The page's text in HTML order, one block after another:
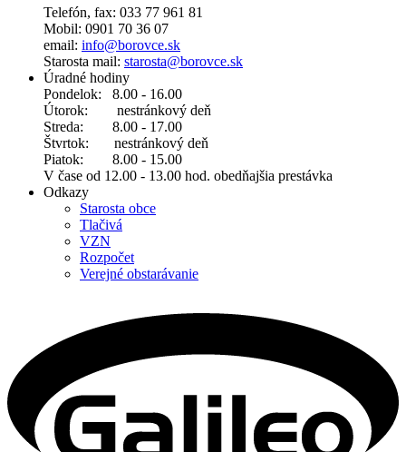
Telefón, fax: 033 77 961 81
Mobil: 0901 70 36 07
email: info@borovce.sk
Starosta mail: starosta@borovce.sk
Úradné hodiny
Pondelok: 8.00 - 16.00
Útorok: nestránkový deň
Streda: 8.00 - 17.00
Štvrtok: nestránkový deň
Piatok: 8.00 - 15.00
V čase od 12.00 - 13.00 hod. obedňajšia prestávka
Odkazy
Starosta obce
Tlačivá
VZN
Rozpočet
Verejné obstarávanie